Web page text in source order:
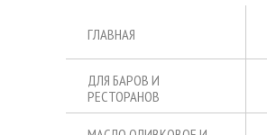
ГЛАВНАЯ
ДЛЯ БАРОВ И
РЕСТОРАНОВ